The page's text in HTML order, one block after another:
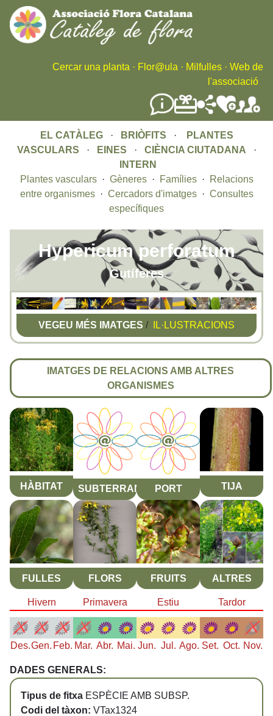
Skip
to
main
content
Cercar una planta · Flor@ula · Milfulles · Web de
l'associació
EL CATÀLEG· BRIÒFITS ·
PLANTES
VASCULARS · EINES · CIÈNCIA CIUTADANA ·
INTERN
Plantes vasculars· Gèneres· Famílies·
Relacions
entre organismes· Cercadors d'imatges· Consultes
específiques
Hypericum perforatum
Gutíferes
VEGEU MÉS IMATGES / IL·LUSTRACIONS
IMATGES DE RELACIONS AMB ALTRES
ORGANISMES
HÀBITAT SUBTERRANI PORT TIJA
FULLES FLORS FRUITS ALTRES
Hivern Primavera Estiu Tardor
Des.Gen. Feb. Mar. Abr. Mai. Jun. Jul. Ago. Set. Oct. Nov.
DADES GENERALS:
Tipus de fitxa ESPÈCIE AMB SUBSP.
Codi del tàxon: VTax1324